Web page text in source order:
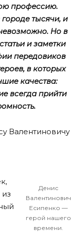
профессию.
тысячи, и
Но в
и заметки
передовиков
в которых
качества:
всегда прийти
Валентиновичу
Денис
Валентинович
Есипенко —
герой нашего
времени.